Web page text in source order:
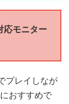
応モニター
プレイしなが
おすすめで